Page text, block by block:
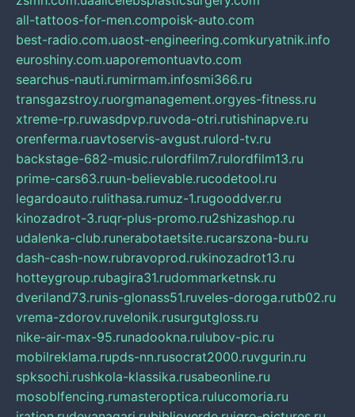
all-tattoos-for-men.compoisk-auto.com
best-radio.com.uaost-engineering.comkuryatnik.info
euroshiny.com.uaporemontuavto.com
searchus-nauti.rumirmam.infosmi366.ru
transgazstroy.ruorgmanagement.orgyes-fitness.ru
xtreme-rp.ruwasdpvp.ruvoda-otri.rutishinapve.ru
orenferma.ruavtoservis-avgust.rulord-tv.ru
backstage-682-music.rulordfilm7.rulordfilm13.ru
prime-cars63.ruun-believable.rucodetool.ru
legardoauto.rulithasa.rumuz-1.rugooddver.ru
kinozadrot-3.ruqr-plus-promo.ru2shizashop.ru
udalenka-club.runerabotaetsite.rucarszona-bu.ru
dash-cash-now.rubravoprod.rukinozadrot13.ru
hotteygroup.rubagira31.rudommarketnsk.ru
dveriland73.runis-glonass51.ruveles-doroga.rutb02.ru
vrema-zdorov.ruvelonik.rusurgutgloss.ru
nike-air-max-95.runadookna.rulubov-pic.ru
mobilreklama.rupds-nn.rusocrat2000.ruvgurin.ru
spksochi.rushkola-klassika.rusabeonline.ru
mosoblfencing.rumasteroptica.rulucomoria.ru